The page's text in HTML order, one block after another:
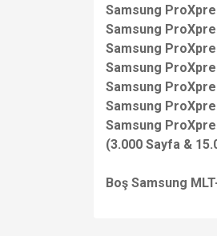
Samsung
Samsung
Samsung
Samsung
Samsung
Samsung
Samsung
(3.000 Sayfa &
Boş Samsung